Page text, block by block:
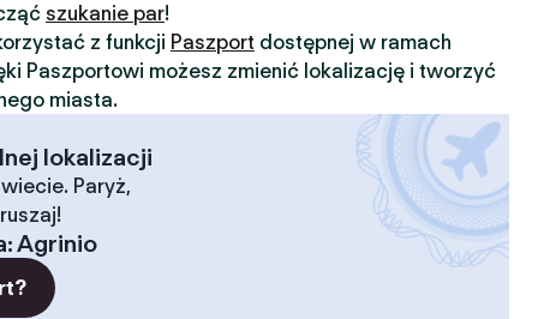
szukanie par!
z funkcji Paszport dostępnej w ramach
Paszportowi możesz zmienić lokalizację i tworzyć
miasta.
lokalizacji
Paryż,
:Agrinio